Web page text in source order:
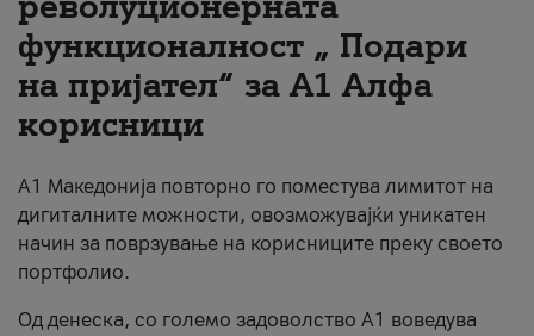
За нас
#ПодобарОнлајн
функционалност „ Подари
на пријател“ за А1 Алфа
корисници
А1 Македонија повторно го поместува лимитот на
дигиталните можности, овозможувајќи уникатен
начин за поврзување на корисниците преку своето
портфолио.
Од денеска, со големо задоволство А1 воведува